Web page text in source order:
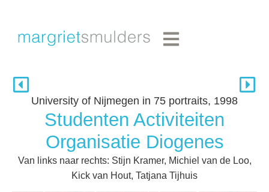
University of Nijmegen in 75 portraits, 1998
Studenten Activiteiten
Organisatie Diogenes
Van links naar rechts: Stijn Kramer, Michiel van de Loo,
Kick van Hout, Tatjana Tijhuis